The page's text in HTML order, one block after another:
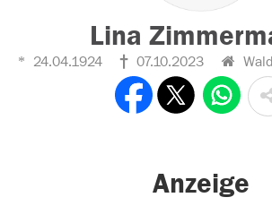
Lina
24.04.1924 07.10.2023
Anzeige